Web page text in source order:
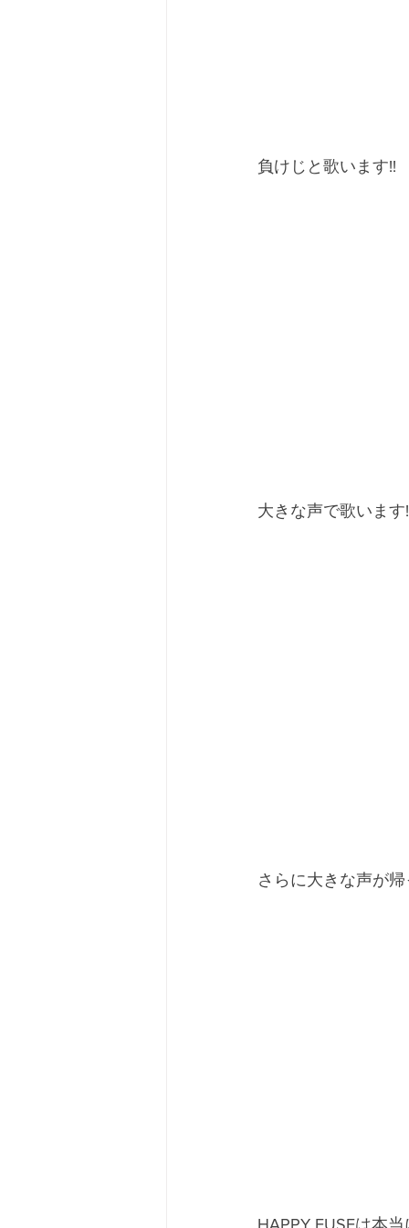
負けじと歌います!!
大きな声で歌います
さらに大きな声が